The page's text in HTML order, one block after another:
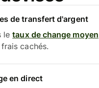
de transfert d'argent
letaux de change moyen
cachés.
en direct